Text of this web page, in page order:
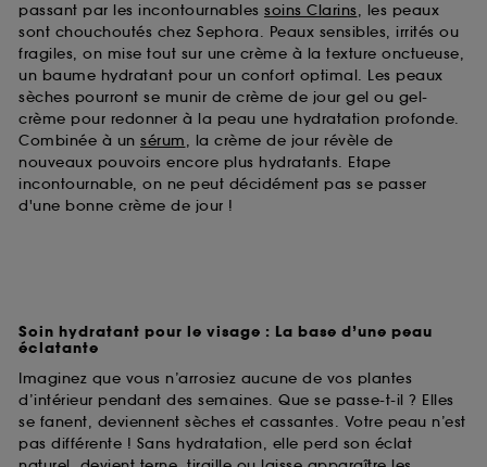
passant par les incontournables soins Clarins, les peaux
sont chouchoutés chez Sephora. Peaux sensibles, irrités ou
fragiles, on mise tout sur une crème à la texture onctueuse,
un baume hydratant pour un confort optimal. Les peaux
sèches pourront se munir de crème de jour gel ou gel-
crème pour redonner à la peau une hydratation profonde.
Combinée à un sérum, la crème de jour révèle de
nouveaux pouvoirs encore plus hydratants. Etape
incontournable, on ne peut décidément pas se passer
d'une bonne crème de jour !
Soin hydratant pour le visage : La base d’une peau
éclatante
Imaginez que vous n’arrosiez aucune de vos plantes
d’intérieur pendant des semaines. Que se passe-t-il ? Elles
se fanent, deviennent sèches et cassantes. Votre peau n’est
pas différente ! Sans hydratation, elle perd son éclat